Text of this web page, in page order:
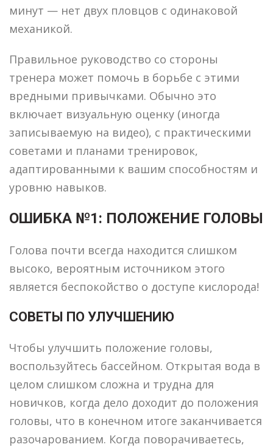
минут — нет двух пловцов с одинаковой
механикой.
Правильное руководство со стороны
тренера может помочь в борьбе с этими
вредными привычками. Обычно это
включает визуальную оценку (иногда
записываемую на видео), с практическими
советами и планами тренировок,
адаптированными к вашим способностям и
уровню навыков.
ОШИБКА №1: ПОЛОЖЕНИЕ ГОЛОВЫ
Голова почти всегда находится слишком
высоко, вероятным источником этого
является беспокойство о доступе кислорода!
СОВЕТЫ ПО УЛУЧШЕНИЮ
Чтобы улучшить положение головы,
воспользуйтесь бассейном. Открытая вода в
целом слишком сложна и трудна для
новичков, когда дело доходит до положения
головы, что в конечном итоге заканчивается
разочарованием. Когда поворачиваетесь,